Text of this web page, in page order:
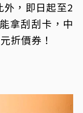
外，即日起至2
拿刮刮卡，中
折價券！